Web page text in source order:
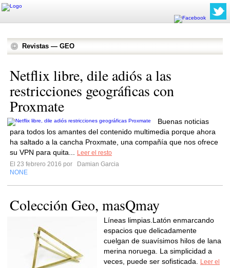
Revistas — GEO
Netflix libre, dile adiós a las
restricciones geográficas con
Proxmate
Buenas noticias
para todos los amantes del contenido multimedia porque ahora
ha saltado a la cancha Proxmate, una compañía que nos ofrece
su VPN para quita...
Leer el resto
El 23 febrero 2016 por
Damian Garcia
NONE
Colección Geo, masQmay
Líneas limpias.Latón enmarcando
espacios que delicadamente
cuelgan de suavísimos hilos de lana
merina noruega. La simplicidad a
veces, puede ser sofisticada.
Leer el